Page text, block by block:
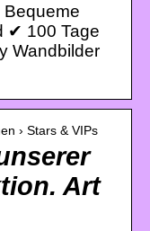
✔ 100 Tage
Wandbilder
› Stars & VIPs
Art